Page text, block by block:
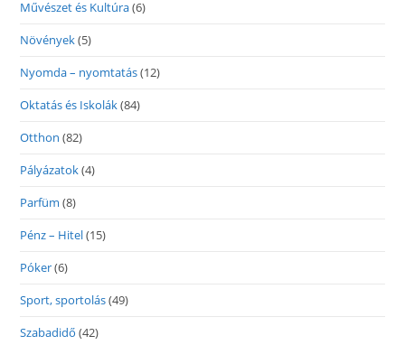
Művészet és Kultúra(6)
Növények(5)
Nyomda – nyomtatás(12)
Oktatás és Iskolák(84)
Otthon (82)
Pályázatok(4)
Parfüm (8)
Pénz – Hitel(15)
Póker(6)
Sport, sportolás(49)
Szabadidő (42)